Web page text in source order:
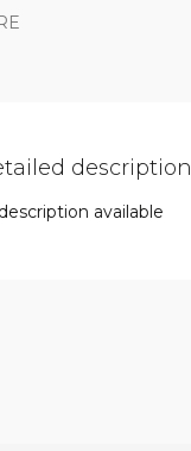
description
available